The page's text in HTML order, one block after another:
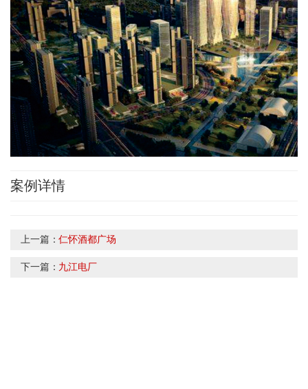
案例详情
上一篇：仁怀酒都广场
下一篇： 九江电厂